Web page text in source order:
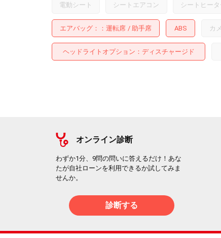
電動シート シートエアコン シートヒータ
エアバッグ： 運転席 助手席 ABS カ
ヘッドライトオプション ディスチャージド
オンライン診断
わずか1分、9問の問いに答えるだけ！あな
たが自社ローンを利用できるか試してみま
せんか。
診断する